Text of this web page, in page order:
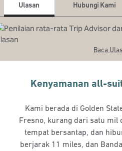
Ulasan Hubungi Kami
Baca
Kenyamanan all-
Kami berada di Golden
Fresno, kurang dari satu mil
tempat bersantap, dan
berjarak 11 miles, dan